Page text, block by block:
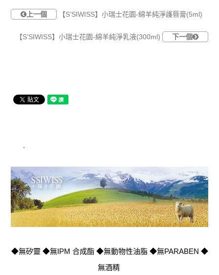
上一個 【S’SIWISS】小瑞士花園-綿羊純淨護唇膏(5ml)
【S’SIWISS】小瑞士花園-綿羊純淨乳液(300ml) 下一個
.
◆無矽靈 ◆無IPM 合成酯 ◆無動物性油脂 ◆無PARABEN ◆
無酒精